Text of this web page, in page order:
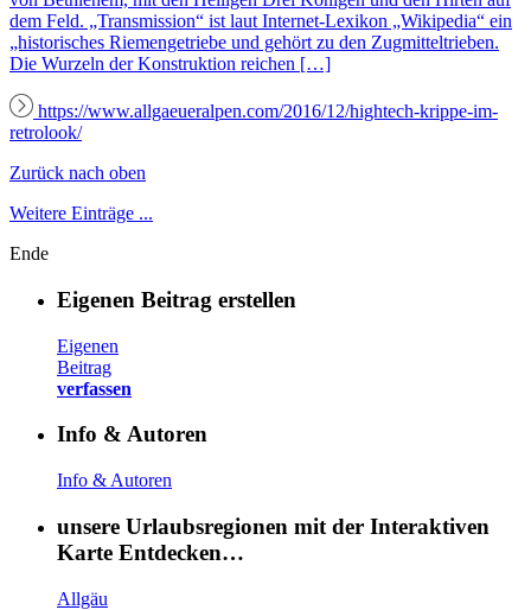
dem Feld. „Transmission“ ist laut Internet-Lexikon „Wikipedia“ ein
„historisches Riemengetriebe und gehört zu den Zugmitteltrieben.
Die Wurzeln der Konstruktion reichen […]
https://www.allgaeueralpen.com/2016/12/hightech-krippe-im-
retrolook/
Zurück nach oben
Weitere Einträge ...
Ende
Eigenen Beitrag erstellen
Eigenen
Beitrag
verfassen
Info & Autoren
Info & Autoren
unsere Urlaubsregionen mit der Interaktiven
Karte Entdecken…
Allgäu